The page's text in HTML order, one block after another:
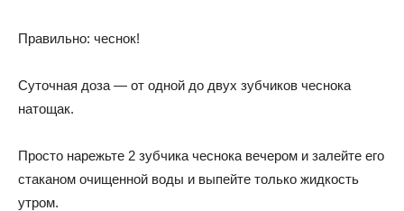
Правильно: чеснок!
Суточная доза — от одной до двух зубчиков чеснока
натощак.
Просто нарежьте 2 зубчика чеснока вечером и залейте его
стаканом очищенной воды и выпейте только жидкость
утром.